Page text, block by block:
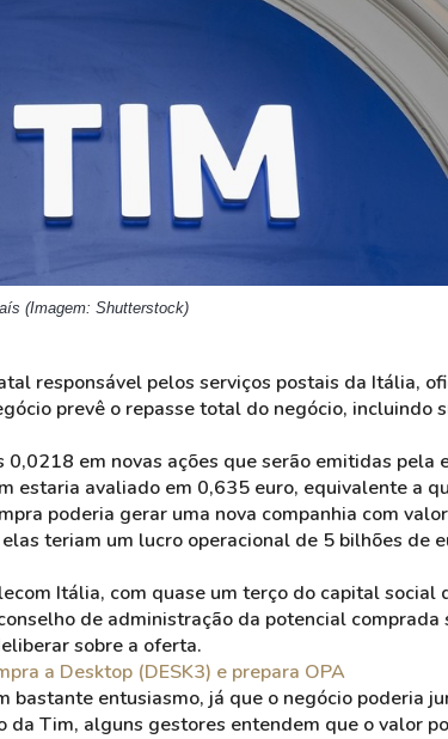
Ver todos
(Imagem: Shutterstock)
responsável pelos serviços postais da Itália,
prevê o repasse total do negócio, incluindo
em novas ações que serão emitidas pela
estaria avaliado em 0,635 euro, equivalente a
poderia gerar uma nova companhia com
teriam um lucro operacional de 5 bilhões de
Itália, com quase um terço do capital social
de administração da potencial comprada
sobre a oferta.
a Desktop (DESK3) e prepara OPA
bastante entusiasmo, já que o negócio poderia
Tim, alguns gestores entendem que o valor